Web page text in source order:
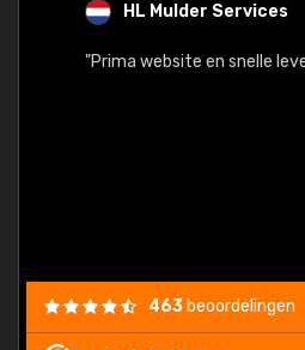
HL Mulder Services
"Prima website en snelle
463 beoordelingen